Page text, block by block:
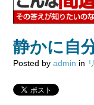
静かに自
Posted by admin in